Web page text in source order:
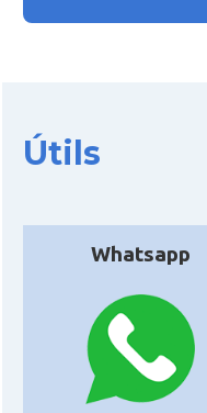
Útils
Whatsapp